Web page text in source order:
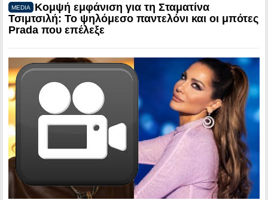
MEDIA
Κομψή εμφάνιση για τη Σταματίνα
Τσιμτσιλή: Το ψηλόμεσο παντελόνι και οι μπότες
Prada που επέλεξε